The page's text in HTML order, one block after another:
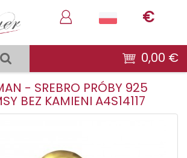
€
0,00 €
- SREBRO PRÓBY 925
BEZ KAMIENI A4S14117